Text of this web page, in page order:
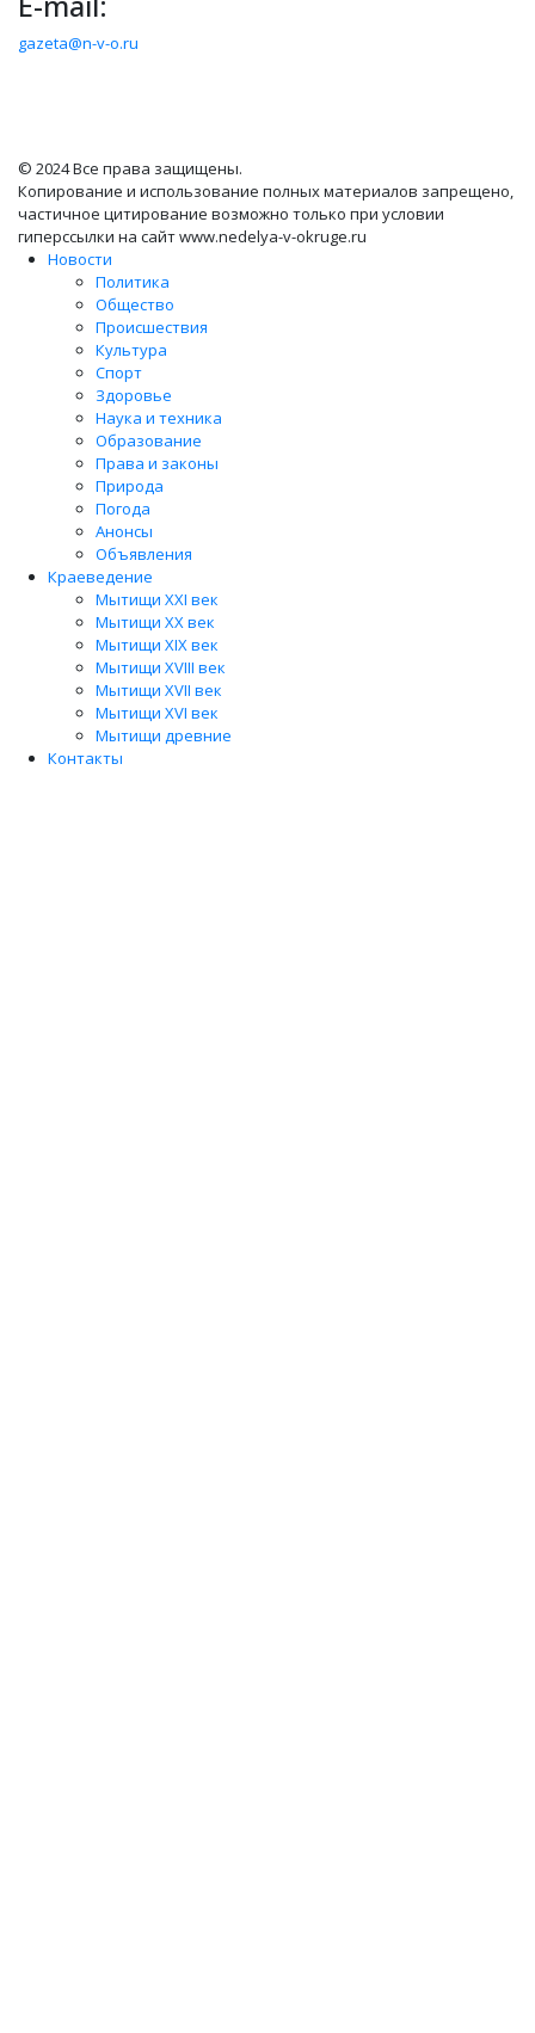
gazeta@n-v-o.ru
© 2024 Все права защищены.
Копирование и использование полных материалов запрещено,
частичное цитирование возможно только при условии
гиперссылки на сайт www.nedelya-v-okruge.ru
Новости
Политика
Общество
Происшествия
Культура
Спорт
Здоровье
Наука и техника
Образование
Права и законы
Природа
Погода
Анонсы
Объявления
Краеведение
Мытищи XXI век
Мытищи XX век
Мытищи XIX век
Мытищи XVIII век
Мытищи XVII век
Мытищи XVI век
Мытищи древние
Контакты